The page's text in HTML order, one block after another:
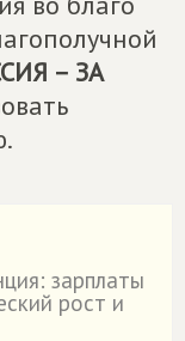
– ЗА
зарплаты
рост и